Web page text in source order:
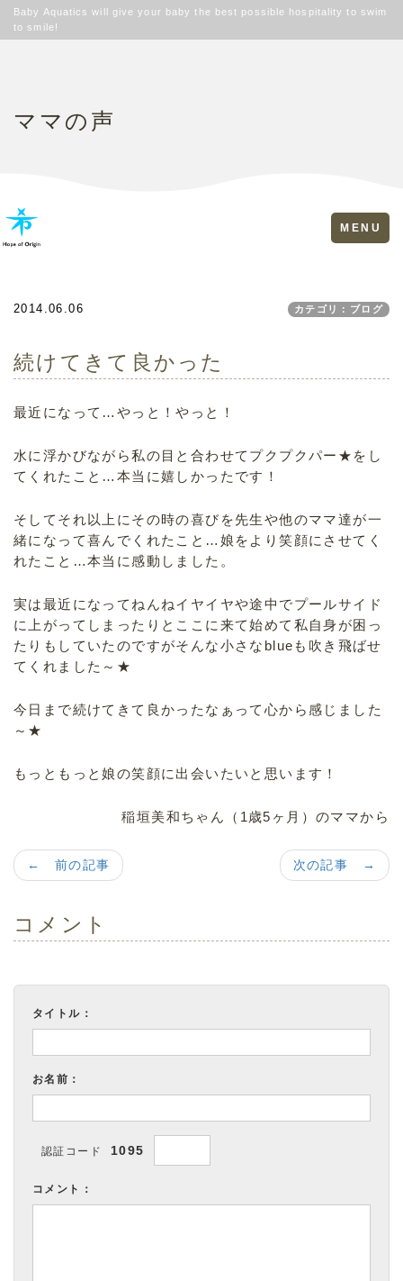
Baby Aquatics will give your baby the best possible hospitality to swim
to smile!
ママの声
Toggle
navigation
MENU
2014.06.06 カテゴリ：ブログ
続けてきて良かった
最近になって…やっと！やっと！
水に浮かびながら私の目と合わせてプクプクパー★をし
てくれたこと…本当に嬉しかったです！
そしてそれ以上にその時の喜びを先生や他のママ達が一
緒になって喜んでくれたこと…娘をより笑顔にさせてく
れたこと…本当に感動しました。
実は最近になってねんねイヤイヤや途中でプールサイド
に上がってしまったりとここに来て始めて私自身が困っ
たりもしていたのですがそんな小さなblueも吹き飛ばせ
てくれました～★
今日まで続けてきて良かったなぁって心から感じました
～★
もっともっと娘の笑顔に出会いたいと思います！
稲垣美和ちゃん（1歳5ヶ月）のママから
次の記事 →
← 前の記事
コメント
タイトル：
お名前：
認証コード 1095
コメント：